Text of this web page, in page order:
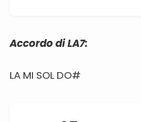
Accordo di LA7:
LA MI SOL DO#